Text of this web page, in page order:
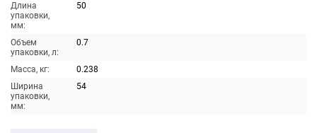
Длина
упаковки,
мм:
50
Объем
упаковки, л:
0.7
Масса, кг:
0.238
Ширина
упаковки,
мм:
54